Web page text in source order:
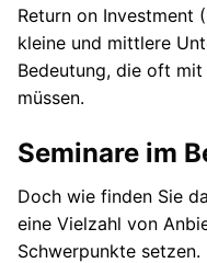
Return on Investment
kleine und mittlere
Bedeutung, die oft
müssen.
Seminare im
Doch wie finden Sie
eine Vielzahl von
Schwerpunkte